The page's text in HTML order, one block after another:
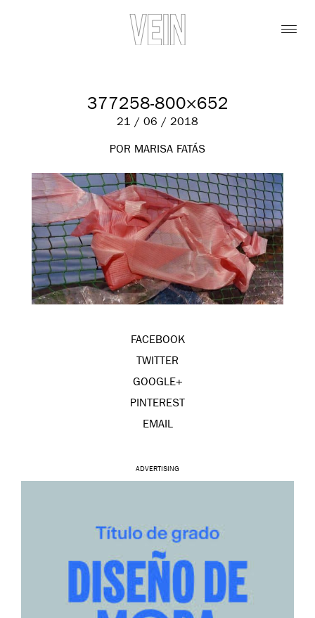
377258-800×652
21 / 06 / 2018
POR MARISA FATÁS
FACEBOOK
TWITTER
GOOGLE+
PINTEREST
EMAIL
ADVERTISING